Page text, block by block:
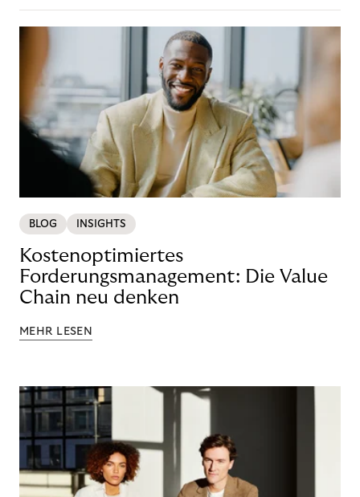
BLOG INSIGHTS
Kostenoptimiertes
Forderungsmanagement: Die Value
Chain neu denken
MEHR LESEN